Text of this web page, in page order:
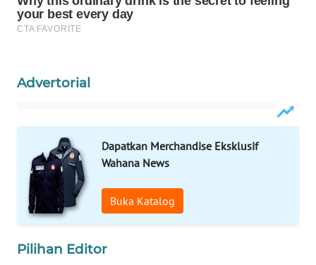
Advertorial
Dapatkan Merchandise Eksklusif
Wahana News
Buka Katalog
Pilihan Editor
WAHANA
WAHANA
SELEB
WAHANA
PERSONA
WAHANA